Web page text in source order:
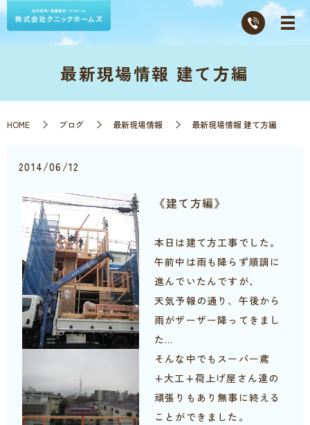
最新現場情報 建て方編
HOME ブログ 最新現場情報 最新現場情報 建て方編
2014/06/12
《建て方編》
本日は建て方工事でした。
午前中は雨も降らず順調に
進んでいたんですが、
天気予報の通り、午後から
雨がザーザー降ってきまし
た…
そんな中でもスーパー鳶
+大工+荷上げ屋さん達の
頑張りもあり無事に終える
ことができました。